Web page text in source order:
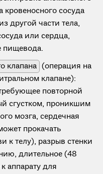
кровеносного сосуда
другой части тела,
или сердца,
пищевода.
клапана (операция на
клапане):
повторной
сгустком, проникшим
мозга, сердечная
прокачать
к телу), разрыв стенки
длительное (48
аппарату для